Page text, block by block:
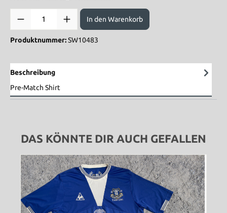
In den Warenkorb
Produktnummer:SW10483
Beschreibung
Pre-Match Shirt
DAS KÖNNTE DIR AUCH GEFALLEN